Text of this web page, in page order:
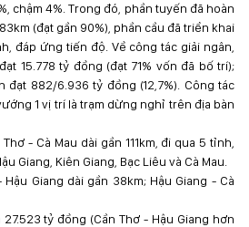
chậm 4%. Trong đó, phần tuyến đã hoàn
(đạt gần 90%), phần cầu đã triển khai
đáp ứng tiến độ. Về công tác giải ngân,
15.778 tỷ đồng (đạt 71% vốn đã bố trí);
đạt 882/6.936 tỷ đồng (12,7%). Công tác
1 vị trí là trạm dừng nghỉ trên địa bàn
- Cà Mau dài gần 111km, đi qua 5 tỉnh,
Giang, Kiên Giang, Bạc Liêu và Cà Mau.
Giang dài gần 38km; Hậu Giang - Cà
tỷ đồng (Cần Thơ - Hậu Giang hơn